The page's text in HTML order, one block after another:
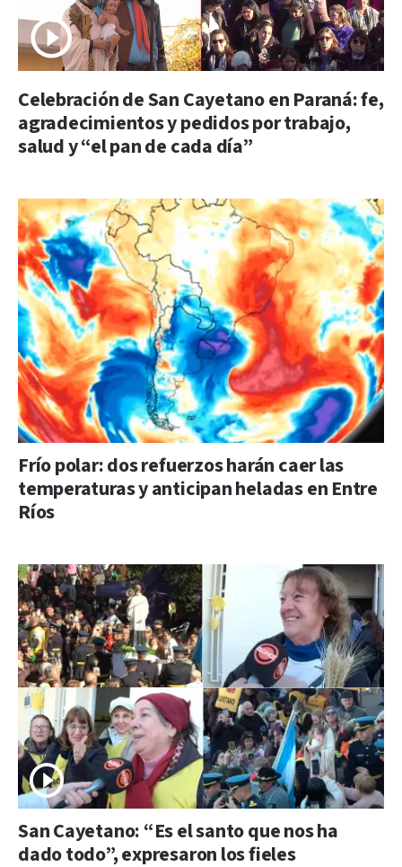
Celebración de San Cayetano en Paraná: fe,
agradecimientos y pedidos por trabajo,
salud y “el pan de cada día”
Frío polar: dos refuerzos harán caer las
temperaturas y anticipan heladas en Entre
Ríos
San Cayetano: “Es el santo que nos ha
dado todo”, expresaron los fieles